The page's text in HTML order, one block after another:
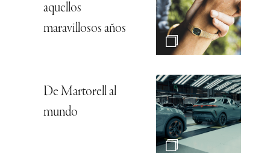
aquellos
maravillosos años
De Martorell al
mundo